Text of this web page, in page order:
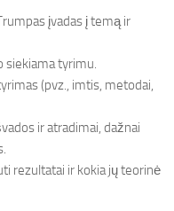
įvadas į temą ir
siekiama tyrimu.
(pvz., imtis, metodai,
ir atradimai, dažnai
rezultatai ir kokia jų teorinė